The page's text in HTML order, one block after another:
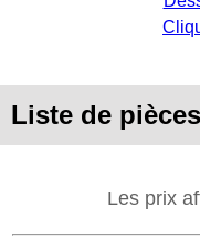
Liste de
Les prix